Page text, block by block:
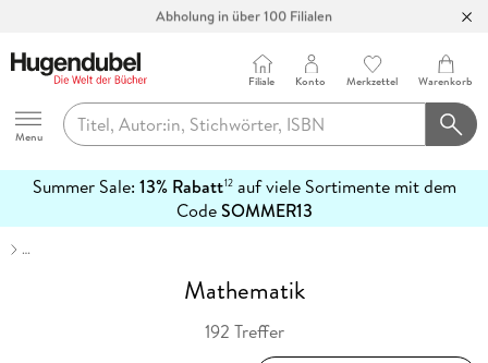
Abholung in über 100 Filialen
Hugendubel
Menu
Filiale Konto Merkzettel Warenkorb
Summer Sale: 13% Rabatt12auf viele Sortimente mit dem
CodeSOMMER13
erfahren
…
Mathematik
192 Treffer